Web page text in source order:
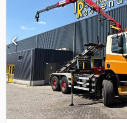
information Crsdjy A Ibbopfx Angef
12 902 cc Axelkonfiguration Framaxel
kg Framaxel 2: Max axelbelastning: 9
axelbelastning: 11 500 kg Bakaxel 2:
Vikter Tjänstevikt: 14 160 kg
000 kg Max dragvikt: 50 000 kg
till 09/2026 Identifikation